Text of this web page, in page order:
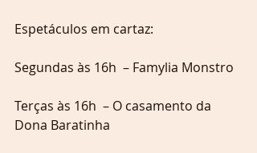
Espetáculos em cartaz:
Segundas às 16h  – Famylia Monstro
Terças às 16h  – O casamento da
Dona Baratinha